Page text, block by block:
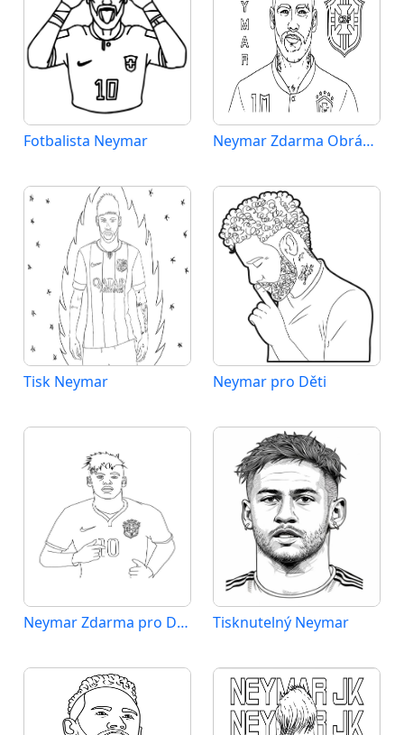
Fotbalista Neymar Neymar Zdarma Obrázek
Tisk Neymar Neymar pro Děti
Neymar Zdarma pro Děti Tisknutelný Neymar